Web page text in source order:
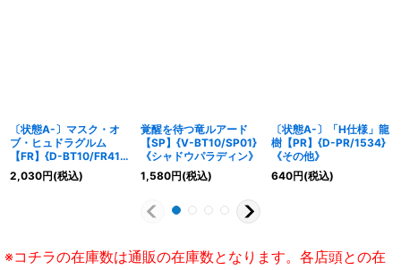
〔状態A-〕マスク・オ
ブ・ヒュドラグルム
【FR】{D-BT10/FR41}
《その他》
2,030円(税込)
覚醒を待つ竜ルアード
【SP】{V-BT10/SP01}
《シャドウパラディン》
1,580円(税込)
〔状態A-〕「H仕様」龍
樹【PR】{D-PR/1534}
《その他》
640円(税込)
※コチラの在庫数は通販の在庫数となります。各店頭との在